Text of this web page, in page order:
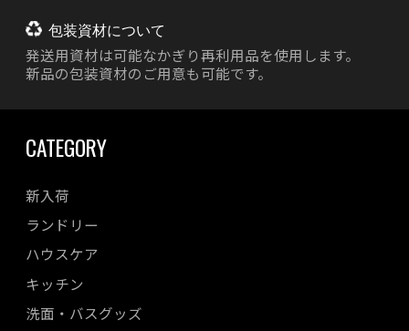
包装資材について
発送用資材は可能なかぎり再利用品を使用します。
新品の包装資材のご用意も可能です。
CATEGORY
新入荷
ランドリー
ハウスケア
キッチン
洗面・バスグッズ